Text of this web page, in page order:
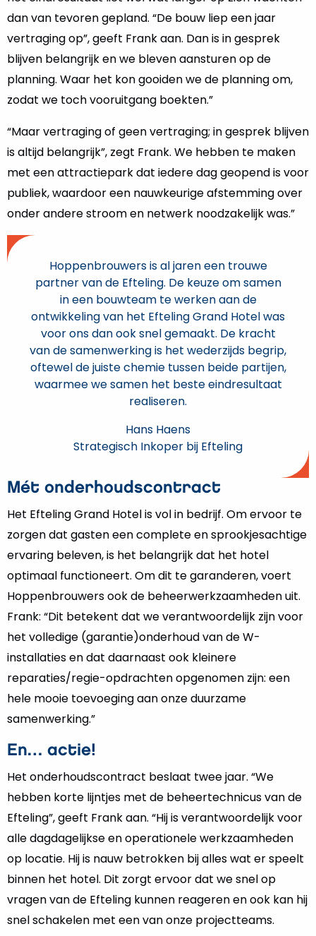
dan van tevoren gepland. “De bouw liep een jaar
vertraging op”, geeft Frank aan. Dan is in gesprek
blijven belangrijk en we bleven aansturen op de
planning. Waar het kon gooiden we de planning om,
zodat we toch vooruitgang boekten.”
“Maar vertraging of geen vertraging; in gesprek blijven
is altijd belangrijk”, zegt Frank. We hebben te maken
met een attractiepark dat iedere dag geopend is voor
publiek, waardoor een nauwkeurige afstemming over
onder andere stroom en netwerk noodzakelijk was.”
Hoppenbrouwers is al jaren een trouwe
partner van de Efteling. De keuze om samen
in een bouwteam te werken aan de
ontwikkeling van het Efteling Grand Hotel was
voor ons dan ook snel gemaakt. De kracht
van de samenwerking is het wederzijds begrip,
oftewel de juiste chemie tussen beide partijen,
waarmee we samen het beste eindresultaat
realiseren.
Hans Haens
Strategisch Inkoper bij Efteling
Mét onderhoudscontract
Het Efteling Grand Hotel is vol in bedrijf. Om ervoor te
zorgen dat gasten een complete en sprookjesachtige
ervaring beleven, is het belangrijk dat het hotel
optimaal functioneert. Om dit te garanderen, voert
Hoppenbrouwers ook de beheerwerkzaamheden uit.
Frank: “Dit betekent dat we verantwoordelijk zijn voor
het volledige (garantie)onderhoud van de W-
installaties en dat daarnaast ook kleinere
reparaties/regie-opdrachten opgenomen zijn: een
hele mooie toevoeging aan onze duurzame
samenwerking.”
En… actie!
Het onderhoudscontract beslaat twee jaar. “We
hebben korte lijntjes met de beheertechnicus van de
Efteling”, geeft Frank aan. “Hij is verantwoordelijk voor
alle dagdagelijkse en operationele werkzaamheden
op locatie. Hij is nauw betrokken bij alles wat er speelt
binnen het hotel. Dit zorgt ervoor dat we snel op
vragen van de Efteling kunnen reageren en ook kan hij
snel schakelen met een van onze projectteams.